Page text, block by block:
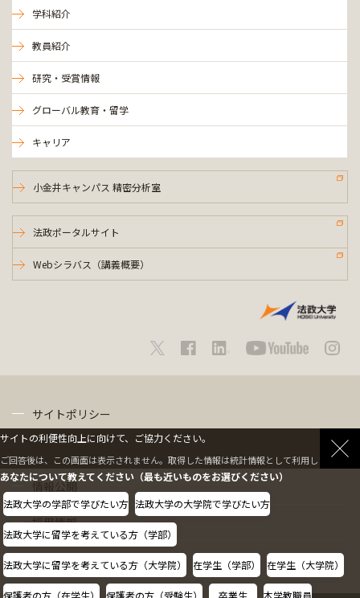
学科紹介
教員紹介
研究・受賞情報
グローバル教育・留学
キャリア
小金井キャンパス 精密分析室
法政ポータルサイト
Webシラバス（講義概要）
サイトポリシー
情報公開
採用情報
教職員の方へ
サイトの利便性向上に向けて、ご協力ください。
ご回答後は、この画面は表示されません。取得した情報は統計情報として利用します。
あなたについて教えてください（最も近いものをお選びください）
法政大学の学部で学びたい方 法政大学の大学院で学びたい方
法政大学に留学を考えている方（学部）
法政大学に留学を考えている方（大学院） 在学生（学部） 在学生（大学院）
保護者の方（在学生） 保護者の方（受験生） 卒業生 本学教職員